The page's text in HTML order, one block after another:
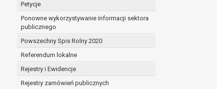
Petycje
Ponowne wykorzystywanie informacji sektora
publicznego
Powszechny Spis Rolny 2020
Referendum lokalne
Rejestry i Ewidencje
Rejestry zamówień publicznych